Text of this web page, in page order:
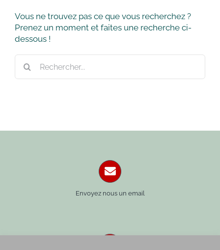
Vous ne trouvez pas ce que vous recherchez ?
Prenez un moment et faites une recherche ci-
dessous !
Envoyez nous un email